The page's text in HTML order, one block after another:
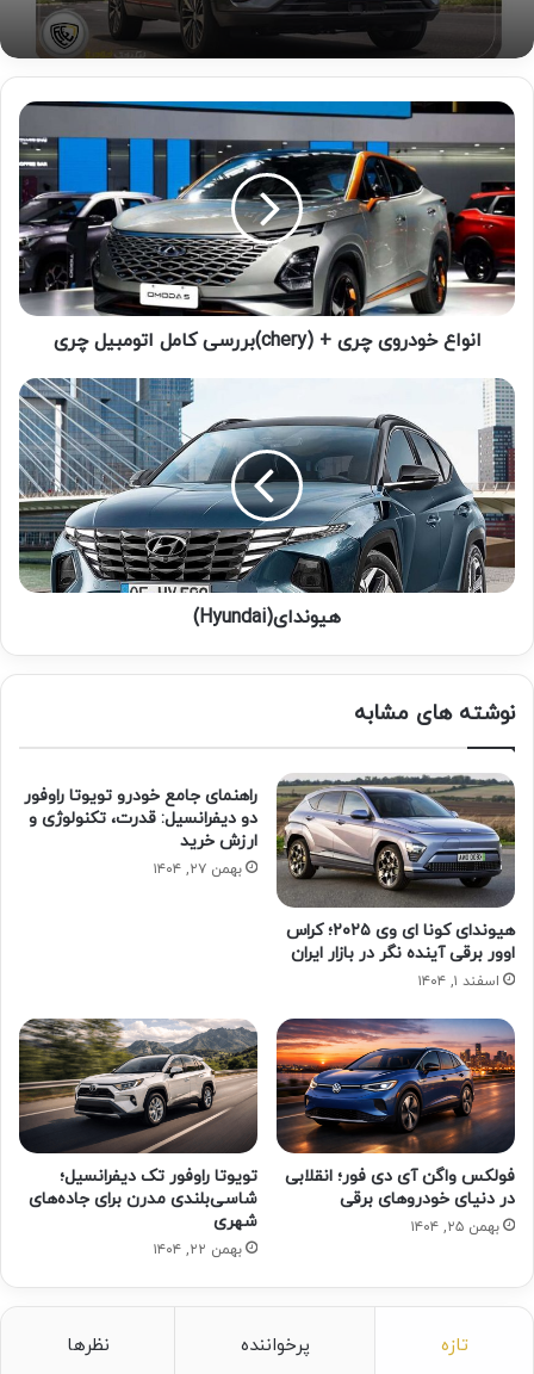
انواع خودروی چری + (chery)بررسی کامل اتومبیل چری
هیوندای(Hyundai)
نوشته های مشابه
هیوندای کونا ای وی ۲۰۲۵؛ کراس
اوور برقی آینده نگر در بازار ایران
اسفند ۱, ۱۴۰۴
راهنمای جامع خودرو تویوتا راوفور
دو دیفرانسیل: قدرت، تکنولوژی و
ارزش خرید
بهمن ۲۷, ۱۴۰۴
فولکس واگن آی دی فور؛ انقلابی
در دنیای خودروهای برقی
بهمن ۲۵, ۱۴۰۴
تویوتا راوفور تک دیفرانسیل؛
شاسی‌بلندی مدرن برای جاده‌های
شهری
بهمن ۲۲, ۱۴۰۴
تازه پرخواننده نظرها